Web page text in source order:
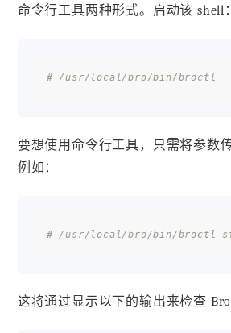
命令行工具两种形式。启动该 shell：
# /usr/local/bro/bin/broctl
要想使用命令行工具，只需将参数
例如：
# /usr/local/bro/bin/broctl
这将通过显示以下的输出来检查 Bro